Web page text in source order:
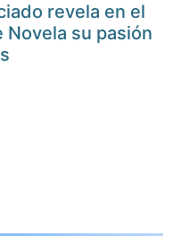
revela en el
su pasión